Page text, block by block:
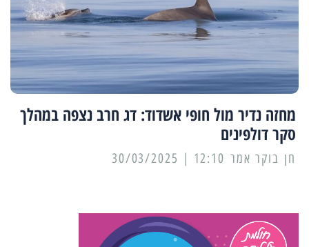
מחזה נדיר מול חופי אשדוד: דג חרב נצפה במהלך
סקר דולפינים
12:10 | 30/03/2025